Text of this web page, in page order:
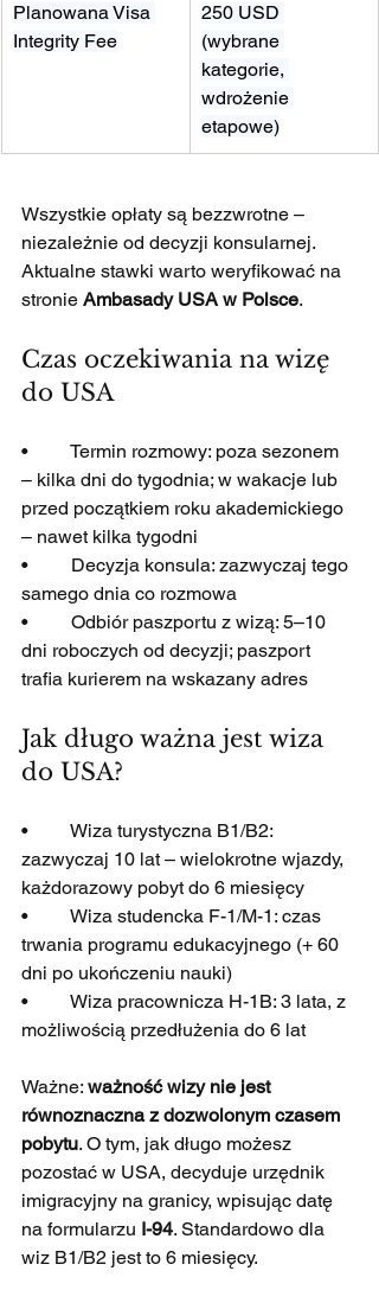
Planowana Visa
Integrity Fee
250 USD
(wybrane
kategorie,
wdrożenie
etapowe)
Wszystkie opłaty są bezzwrotne –
niezależnie od decyzji konsularnej.
Aktualne stawki warto weryfikować na
stronie Ambasady USA w Polsce.
Czas oczekiwania na wizę
do USA
•         Termin rozmowy: poza sezonem
– kilka dni do tygodnia; w wakacje lub
przed początkiem roku akademickiego
– nawet kilka tygodni
•         Decyzja konsula: zazwyczaj tego
samego dnia co rozmowa
•         Odbiór paszportu z wizą: 5–10
dni roboczych od decyzji; paszport
trafia kurierem na wskazany adres
Jak długo ważna jest wiza
do USA?
•         Wiza turystyczna B1/B2:
zazwyczaj 10 lat – wielokrotne wjazdy,
każdorazowy pobyt do 6 miesięcy
•         Wiza studencka F-1/M-1: czas
trwania programu edukacyjnego (+ 60
dni po ukończeniu nauki)
•         Wiza pracownicza H-1B: 3 lata, z
możliwością przedłużenia do 6 lat
Ważne: ważność wizy nie jest
równoznaczna z dozwolonym czasem
pobytu. O tym, jak długo możesz
pozostać w USA, decyduje urzędnik
imigracyjny na granicy, wpisując datę
na formularzu I-94. Standardowo dla
wiz B1/B2 jest to 6 miesięcy.